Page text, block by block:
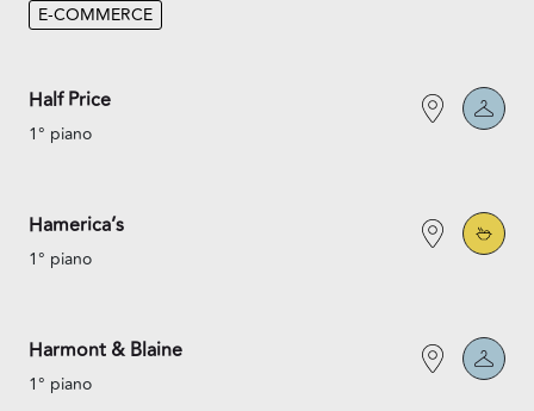
E-COMMERCE
Half Price
1° piano
Hamerica’s
1° piano
Harmont & Blaine
1° piano